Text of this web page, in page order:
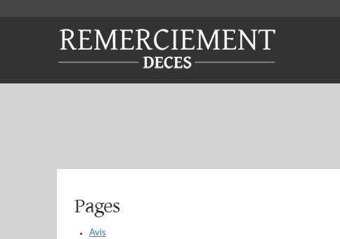
Pages
Avis